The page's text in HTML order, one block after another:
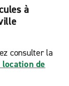
à
consulter la
location de